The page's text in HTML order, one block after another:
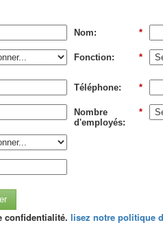
*
Nom:
*
Fonction:
*
Téléphone:
*
Nombre
d'employés:
confidentialité. lisez notre politique